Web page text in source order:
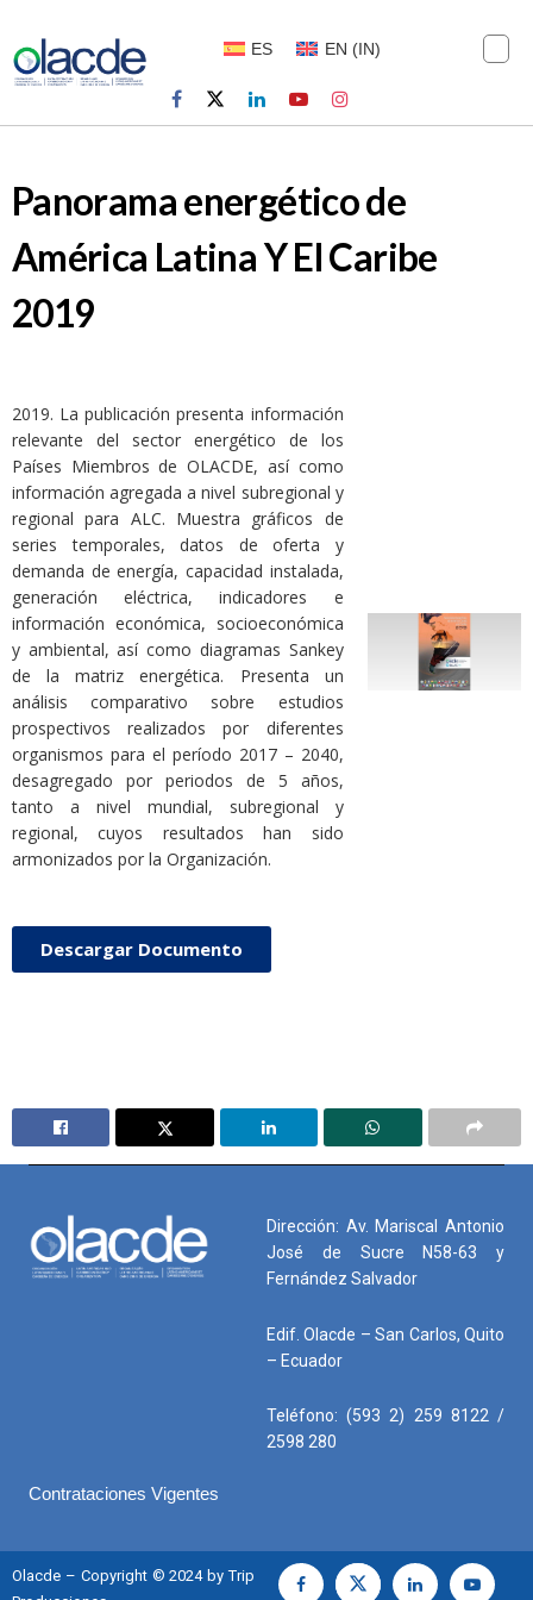
ES EN (IN)
Panorama energético de
América Latina Y El Caribe
2019
2019. La publicación presenta información
relevante del sector energético de los
Países Miembros de OLACDE, así como
información agregada a nivel subregional y
regional para ALC. Muestra gráficos de
series temporales, datos de oferta y
demanda de energía, capacidad instalada,
generación eléctrica, indicadores e
información económica, socioeconómica
y ambiental, así como diagramas Sankey
de la matriz energética. Presenta un
análisis comparativo sobre estudios
prospectivos realizados por diferentes
organismos para el período 2017 – 2040,
desagregado por periodos de 5 años,
tanto a nivel mundial, subregional y
regional, cuyos resultados han sido
armonizados por la Organización.
Descargar Documento
Dirección: Av. Mariscal Antonio
José de Sucre N58-63 y
Fernández Salvador
Edif. Olacde – San Carlos, Quito
– Ecuador
Teléfono: (593 2) 259 8122 /
2598 280
Contrataciones Vigentes
Olacde – Copyright © 2024 by Trip